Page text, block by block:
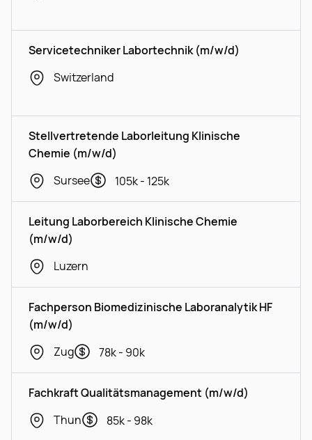
Servicetechniker Labortechnik (m/w/d)
Switzerland
Stellvertretende Laborleitung Klinische
Chemie (m/w/d)
Sursee
105k - 125k
Leitung Laborbereich Klinische Chemie
(m/w/d)
Luzern
Fachperson Biomedizinische Laboranalytik HF
(m/w/d)
Zug
78k - 90k
Fachkraft Qualitätsmanagement (m/w/d)
Thun
85k - 98k